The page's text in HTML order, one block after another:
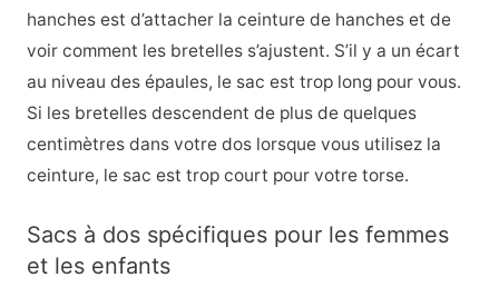
hanches est d’attacher la ceinture de hanches et de
voir comment les bretelles s’ajustent. S’il y a un écart
au niveau des épaules, le sac est trop long pour vous.
Si les bretelles descendent de plus de quelques
centimètres dans votre dos lorsque vous utilisez la
ceinture, le sac est trop court pour votre torse.
Sacs à dos spécifiques pour les femmes
et les enfants